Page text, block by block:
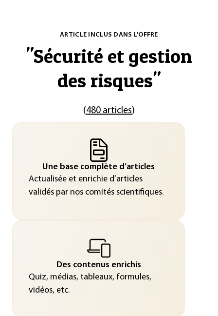
ARTICLE INCLUS DANS L'OFFRE
"Sécurité et gestion
des risques"
(480 articles)
Une base complète d’articles
Actualisée et enrichie d’articles
validés par nos comités scientifiques.
Des contenus enrichis
Quiz, médias, tableaux, formules,
vidéos, etc.